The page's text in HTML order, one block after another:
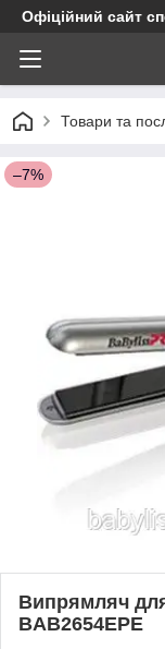
Офіційний сайт
Товари та
–7%
Випрямляч
BAB2654EPE